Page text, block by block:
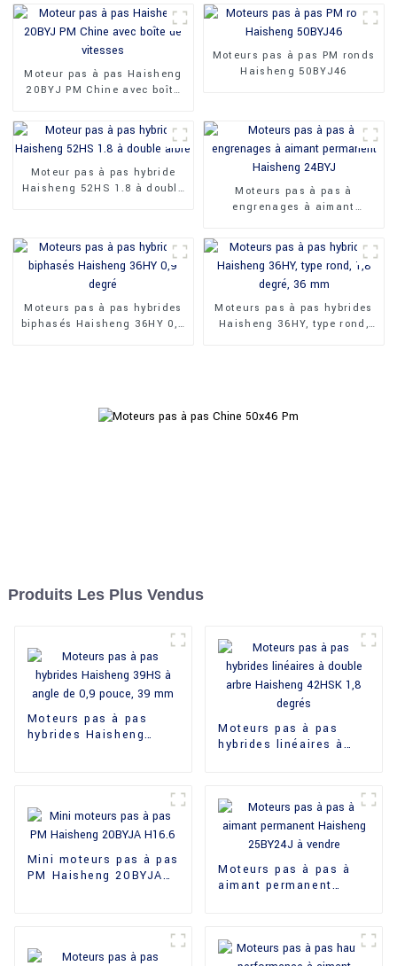
Moteur pas à pas Haisheng
20BYJ PM Chine avec boîte
Moteurs pas à pas PM ronds
Haisheng 50BYJ46
Moteur pas à pas hybride
Haisheng 52HS 1.8 à double
Moteurs pas à pas à
engrenages à aimant
Moteurs pas à pas hybrides
biphasés Haisheng 36HY 0,9
Moteurs pas à pas hybrides
Haisheng 36HY, type rond,
Produits Les Plus Vendus
Moteurs pas à pas
hybrides Haisheng
Moteurs pas à pas
hybrides linéaires à
Mini moteurs pas à pas
PM Haisheng 20BYJA
Moteurs pas à pas à
aimant permanent